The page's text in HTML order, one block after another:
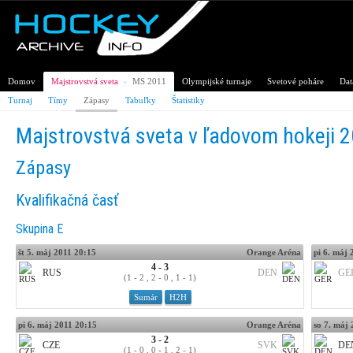
Domov Majstrovstvá sveta › MS 2011 Olympijské turnaje Svetové poháre
Turnaj
Tímy Zápasy Tabuľky Štatistiky
Majstrovstvá sveta v ľadovom hokeji
Zápasy
Kvalifikačná časť
Skupina E
št 5. máj 2011 20:15 Orange Aréna
Sumár H2H
RUS 4 - 3
(1 - 2 , 2 - 0 , 1 - 1) DEN
pi 6. máj
pi 6. máj 2011 20:15 Orange Aréna
CZE 3 - 2
(1 - 0 , 0 - 1 , 2 - 1) SVK
so 7. máj